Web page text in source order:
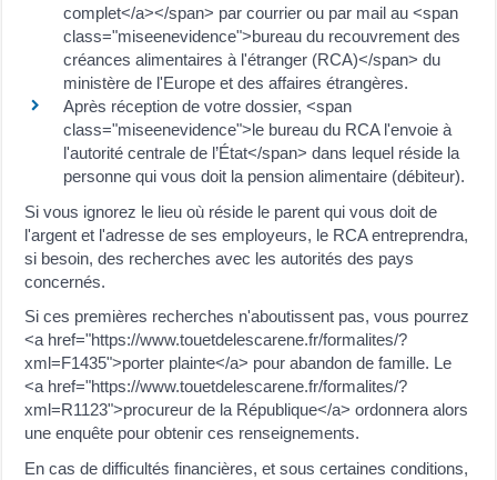
complet</a></span> par courrier ou par mail au <span
class="miseenevidence">bureau du recouvrement des
créances alimentaires à l'étranger (RCA)</span> du
ministère de l'Europe et des affaires étrangères.
Après réception de votre dossier, <span
class="miseenevidence">le bureau du RCA l'envoie à
l'autorité centrale de l’État</span> dans lequel réside la
personne qui vous doit la pension alimentaire (débiteur).
Si vous ignorez le lieu où réside le parent qui vous doit de
l'argent et l'adresse de ses employeurs, le RCA entreprendra,
si besoin, des recherches avec les autorités des pays
concernés.
Si ces premières recherches n'aboutissent pas, vous pourrez
<a href="https://www.touetdelescarene.fr/formalites/?
xml=F1435">porter plainte</a> pour abandon de famille. Le
<a href="https://www.touetdelescarene.fr/formalites/?
xml=R1123">procureur de la République</a> ordonnera alors
une enquête pour obtenir ces renseignements.
En cas de difficultés financières, et sous certaines conditions,